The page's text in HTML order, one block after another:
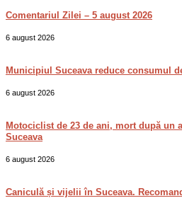
Comentariul Zilei – 5 august 2026
6 august 2026
Municipiul Suceava reduce consumul
6 august 2026
Motociclist de 23 de ani, mort după un
Suceava
6 august 2026
Caniculă și vijelii în Suceava.